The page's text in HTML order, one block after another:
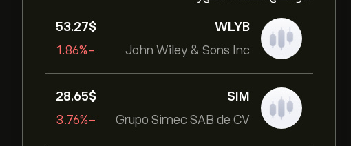
WLYB
John Wiley & Sons Inc
53.27‎$‎
-1.86%
SIM
Grupo Simec SAB de CV
28.65‎$‎
-3.76%